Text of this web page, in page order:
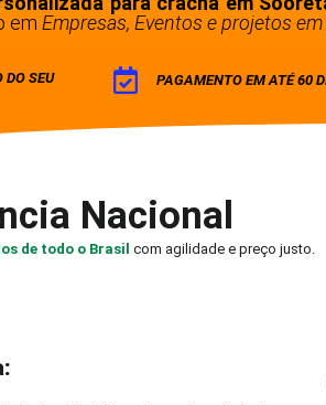
emEmpresas, Eventos e projetos
DO SEU
PAGAMENTO EM ATÉ 60
Nacional
de todo o Brasilcom agilidade e preço justo.